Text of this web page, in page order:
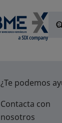
¿Te podemos
Contacta con
nosotros